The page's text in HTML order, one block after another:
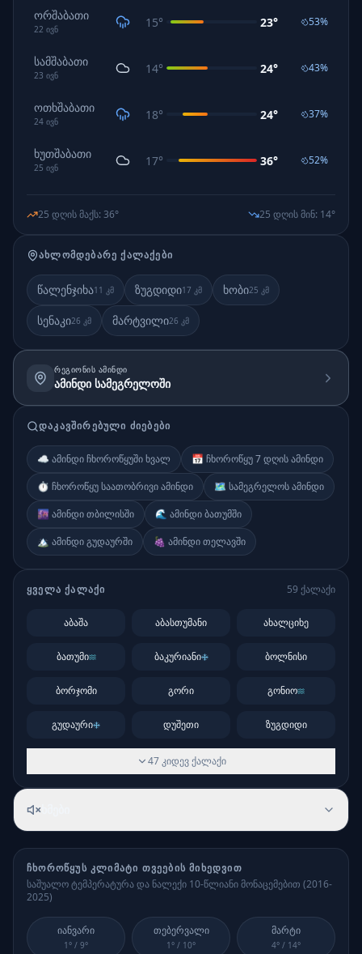
ორშაბათი
22 ივნ 15° 23° 53%
სამშაბათი
23 ივნ 14° 24° 43%
ოთხშაბათი
24 ივნ 18° 24° 37%
ხუთშაბათი
25 ივნ 17° 36° 52%
25 დღის მაქს: 36° 25 დღის მინ: 14°
ᲐᲮᲚᲝᲛᲓᲔᲑᲐᲠᲔ ᲥᲐᲚᲐᲥᲔᲑᲘ
წალენჯიხა11 კმ ზუგდიდი17 კმ ხობი25 კმ
სენაკი26 კმ მარტვილი26 კმ
ᲠᲔᲒᲘᲝᲜᲘᲡ ᲐᲛᲘᲜᲓᲘ
ამინდი სამეგრელოში
ᲓᲐᲙᲐᲕᲨᲘᲠᲔᲑᲣᲚᲘ ᲫᲘᲔᲑᲔᲑᲘ
☁️ ამინდი ჩხოროწყუში ხვალ
📅 ჩხოროწყუ 7 დღის ამინდი
⏱️ ჩხოროწყუ საათობრივი ამინდი
🗺️ სამეგრელოს ამინდი
🌆 ამინდი თბილისში
🌊 ამინდი ბათუმში
🏔️ ამინდი გუდაურში
🍇 ამინდი თელავში
ᲧᲕᲔᲚᲐ ᲥᲐᲚᲐᲥᲘ 59 ქალაქი
აბაშა აბასთუმანი ახალციხე
ბათუმი ბაკურიანი ბოლნისი
ბორჯომი გორი გონიო
გუდაური დუშეთი ზუგდიდი
47 კიდევ ქალაქი
ᲩᲮᲝᲠᲝᲬᲧᲣᲡ ᲙᲚᲘᲛᲐᲢᲘ ᲗᲕᲔᲔᲑᲘᲡ ᲛᲘᲮᲔᲓᲕᲘᲗ
საშუალო ტემპერატურა და ნალექი 10-წლიანი მონაცემებით (2016-
2025)
იანვარი
1° / 9°
თებერვალი
1° / 10°
მარტი
4° / 14°